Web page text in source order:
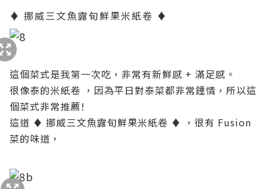
♦ 挪威三文魚露旬鮮果米紙卷 ♦
這個菜式是我第一次吃，非常有新鮮感 + 滿足感。
很像泰的米紙卷 ，因為平日對泰菜都非常鍾情，所以這
個菜式非常推薦!
這道 ♦ 挪威三文魚露旬鮮果米紙卷 ♦ ，很有 Fusion
菜的味道，